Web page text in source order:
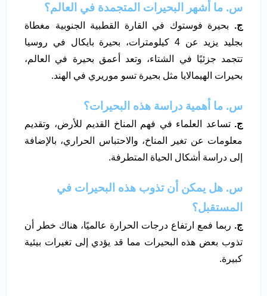
س. ما أشهر البحيرات المتجمدة في العالم؟
ج. بحيرة فوستوك في القارة القطبية الجنوبية مغطاة
بجليد يزيد عن 4 كيلومترات، بحيرة بايكال في روسيا
تتجمد جزئيًا في الشتاء، وتعد أعمق بحيرة في العالم،
بحيرات الهيمالايا مثل بحيرة تسو موريري في الهند.
س. ما أهمية دراسة هذه البحيرات؟
ج. تساعد العلماء في فهم المناخ القديم للأرض، وتقديم
معلومات عن تغير المناخ، والاحتباس الحراري، بالإضافة
إلى دراسة أشكال الحياة المتطرفة.
س. هل يمكن أن تذوب هذه البحيرات في
المستقبل؟
ج. ربما فمع ارتفاع درجات الحرارة عالميًا، هناك خطر أن
تذوب بعض هذه البحيرات مما قد يؤدي إلى تغيرات بيئية
كبيرة.